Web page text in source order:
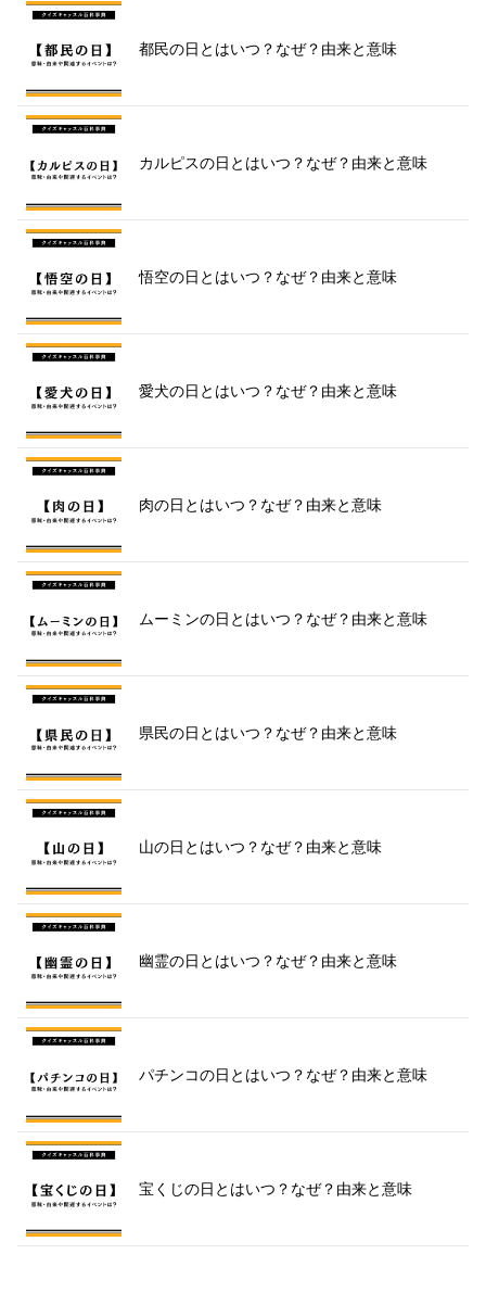
都民の日とはいつ？なぜ？由来と意味
カルピスの日とはいつ？なぜ？由来と意味
悟空の日とはいつ？なぜ？由来と意味
愛犬の日とはいつ？なぜ？由来と意味
肉の日とはいつ？なぜ？由来と意味
ムーミンの日とはいつ？なぜ？由来と意味
県民の日とはいつ？なぜ？由来と意味
山の日とはいつ？なぜ？由来と意味
幽霊の日とはいつ？なぜ？由来と意味
パチンコの日とはいつ？なぜ？由来と意味
宝くじの日とはいつ？なぜ？由来と意味